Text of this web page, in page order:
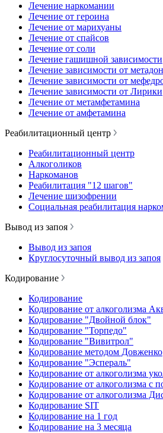
Лечение наркомании
Лечение от героина
Лечение от марихуаны
Лечение от спайсов
Лечение от соли
Лечение гашишной зависимости
Лечение зависимости от
Лечение зависимости от
Лечение зависимости от Лирики
Лечение от метамфетамина
Лечение от амфетамина
Реабилитационный центр
Реабилитационный центр
Алкоголиков
Наркоманов
Реабилитация "12 шагов"
Лечение шизофрении
Социальная реабилитация
Вывод из запоя
Вывод из запоя
Круглосуточный вывод из запоя
Кодирование
Кодирование
Кодирование от алкоголизма
Кодирование "Двойной блок"
Кодирование "Торпедо"
Кодирование "Вивитрол"
Кодирование методом Довженко
Кодирование "Эспераль"
Кодирование от алкоголизма
Кодирование от алкоголизма с
Кодирование от алкоголизма
Кодирование SIT
Кодирование на 1 год
Кодирование на 3 месяца